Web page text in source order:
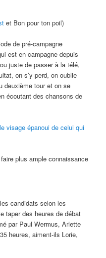
et Bon pour ton poil)
de pré-campagne
est en campagne depuis
juste de passer à la télé,
on s’y perd, on oublie
deuxième tour et on se
écoutant des chansons de
le visage épanoui de celui qui
plus ample connaissance
candidats selon les
taper des heures de débat
par Paul Wermus, Arlette
heures, aiment-ils Lorie,